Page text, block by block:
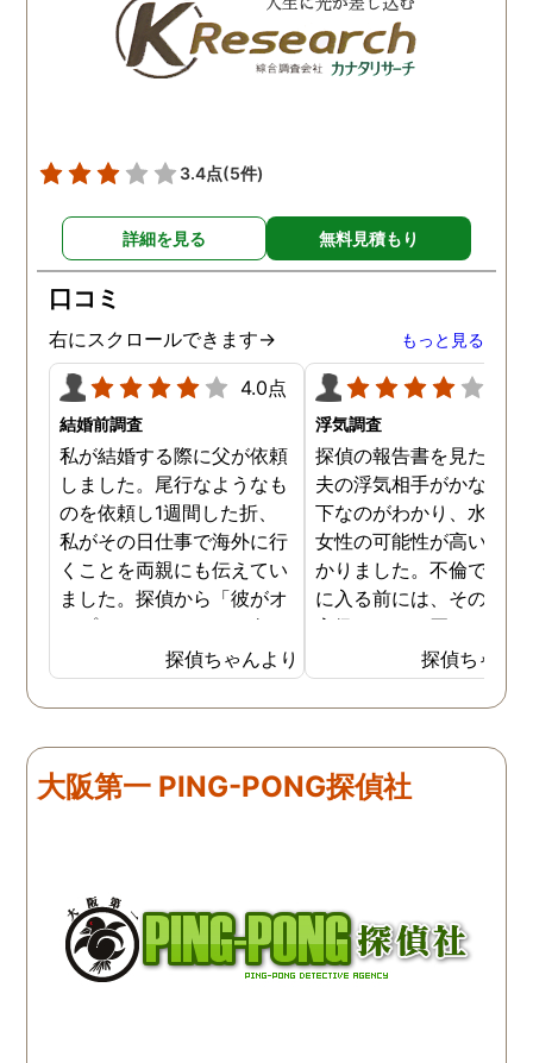
3.4点(5件)
詳細を見る 無料見積もり
口コミ
右にスクロールできます→ もっと見る
4.0点
結婚前調査
私が結婚する際に父が依頼
しました。尾行なようなも
のを依頼し1週間した折、
私がその日仕事で海外に行
くことを両親にも伝えてい
ました。探偵から「彼がオ
ープンカーでどこかへ向か
っています、会っているの
は、、お嬢さんです！」と
父に報告があり、父は私が
に、何故。。と。夜からの
便とまでは知らせていなか
まいました。結果結婚を了
承し私たちは結婚しまし
た。これに懲りたようで、
探偵ちゃんより
浮気調査
探偵の報告書を見たとき
夫の浮気相手がかなりの
下なのがわかり、水商売
女性の可能性が高いのも
かりました。不倫でホテ
に入る前には、その女性
高級バックを買ったのも
かり驚きました。怒りも
りましたが、妻がいるの
隠れてこういう事をする
拠を見せてすぐに夫の不
を辞めさせました。最初
た不倫調査の証拠はとて
役に立ちますね。
探偵ちゃん
大阪第一 PING-PONG探偵社